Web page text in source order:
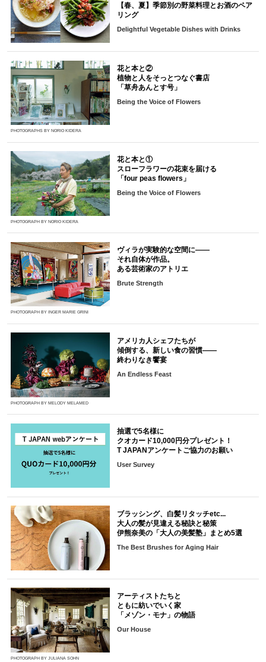
【春、夏】季節別の野菜料理とお酒のペア
リング
Delightful Vegetable Dishes with Drinks
PHOTOGRAPHS BY NORIO KIDERA
花と本と②
植物と人をそっとつなぐ書店
「草舟あんとす号」
Being the Voice of Flowers
PHOTOGRAPH BY NORIO KIDERA
花と本と①
スローフラワーの花束を届ける
「four peas flowers」
Being the Voice of Flowers
PHOTOGRAPH BY INGER MARIE GRINI
ヴィラが実験的な空間に――
それ自体が作品。
ある芸術家のアトリエ
Brute Strength
PHOTOGRAPH BY MELODY MELAMED
アメリカ人シェフたちが
傾倒する、新しい食の習慣――
終わりなき饗宴
An Endless Feast
抽選で5名様に
クオカード10,000円分プレゼント！
T JAPANアンケートご協力のお願い
User Survey
ブラッシング、白髪リタッチetc...
大人の髪が見違える秘訣と秘策
伊熊奈美の「大人の美髪塾」まとめ5選
The Best Brushes for Aging Hair
PHOTOGRAPH BY JULIANA SOHN
アーティストたちと
ともに紡いでいく家
「メゾン・モナ」の物語
Our House